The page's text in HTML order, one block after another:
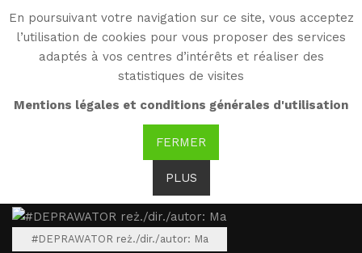
En poursuivant votre navigation sur ce site, vous acceptez
l’utilisation de cookies pour vous proposer des services
adaptés à vos centres d’intérêts et réaliser des
statistiques de visites
Mentions légales et conditions générales d'utilisation
FERMER
PLUS
WG
Witold Gombrowicz
#DEPRAWATOR
reż./dir./autor: Maciej
#DEPRAWATOR reż./dir./autor: Ma